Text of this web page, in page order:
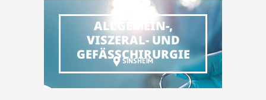
ALLGEMEIN-,
VISZERAL- UND
GEFÄSSCHIRURGIE
SINSHEIM